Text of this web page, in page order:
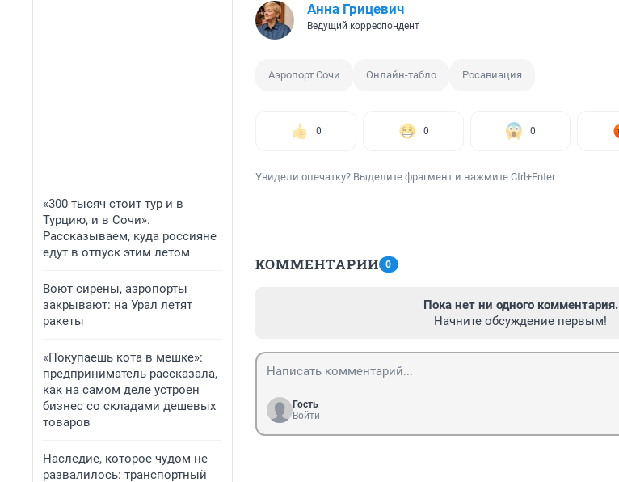
«300 тысяч стоит тур и в
Турцию, и в Сочи».
Рассказываем, куда россияне
едут в отпуск этим летом
Воют сирены, аэропорты
закрывают: на Урал летят
ракеты
«Покупаешь кота в мешке»:
предприниматель рассказала,
как на самом деле устроен
бизнес со складами дешевых
товаров
Наследие, которое чудом не
развалилось: транспортный
Анна Грицевич
Ведущий корреспондент
Аэропорт Сочи Онлайн-табло Росавиация
0 0 0
Увидели опечатку? Выделите фрагмент и нажмите Ctrl+Enter
КОММЕНТАРИИ 0
Пока нет ни одного комментария.
Начните обсуждение первым!
Гость
Войти